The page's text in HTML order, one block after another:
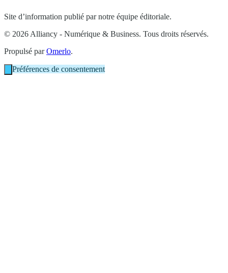
Site d’information publié par notre équipe éditoriale.
© 2026 Alliancy - Numérique & Business. Tous droits réservés.
Propulsé parOmerlo.
Préférences de consentement